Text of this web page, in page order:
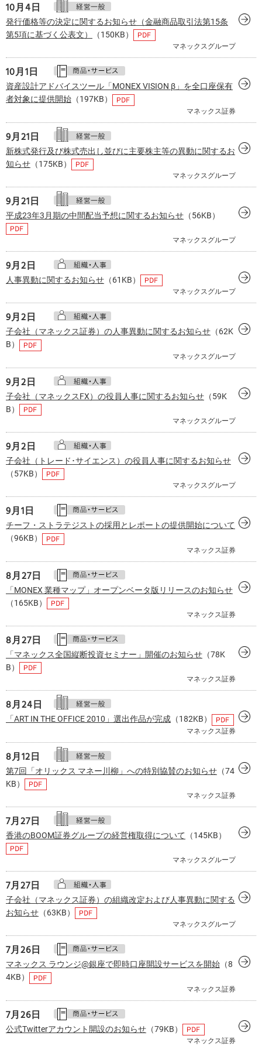
10月4日
発行価格等の決定に関するお知らせ（金融商品取引法第15条
第5項に基づく公表文）
（150KB）
マネックスグループ
10月1日
資産設計アドバイスツール「MONEX VISION β」を全口座保有
者対象に提供開始 （197KB）
マネックス証券
9月21日
新株式発行及び株式売出し並びに主要株主等の異動に関するお
知らせ （175KB）
マネックスグループ
9月21日
平成23年3月期の中間配当予想に関するお知らせ （56KB）
マネックスグループ
9月2日
人事異動に関するお知らせ （61KB）
マネックスグループ
9月2日
子会社（マネックス証券）の人事異動に関するお知らせ （62K
B）
マネックスグループ
9月2日
子会社（マネックスFX）の役員人事に関するお知らせ （59K
B）
マネックスグループ
9月2日
子会社（トレード･サイエンス）の役員人事に関するお知らせ
（57KB）
マネックスグループ
9月1日
チーフ・ストラテジストの採用とレポートの提供開始について
（96KB）
マネックス証券
8月27日
「MONEX 業種マップ」オープンベータ版リリースのお知らせ
（165KB）
マネックス証券
8月27日
「マネックス全国縦断投資セミナー」開催のお知らせ （78K
B）
マネックス証券
8月24日
「ART IN THE OFFICE 2010」選出作品が完成 （182KB）
マネックス証券
8月12日
第7回「オリックス マネー川柳」への特別協賛のお知らせ （74
KB）
マネックス証券
7月27日
香港のBOOM証券グループの経営権取得について （145KB）
マネックスグループ
7月27日
子会社（マネックス証券）の組織改定および人事異動に関する
お知らせ （63KB）
マネックスグループ
7月26日
マネックス ラウンジ@銀座で即時口座開設サービスを開始 （8
4KB）
マネックス証券
7月26日
公式Twitterアカウント開設のお知らせ （79KB）
マネックス証券